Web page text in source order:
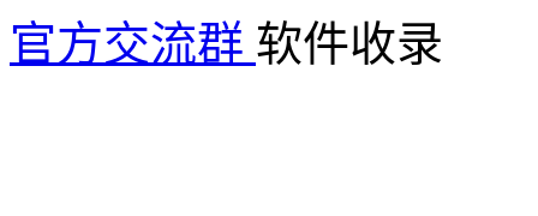
官方交流群 软件收录